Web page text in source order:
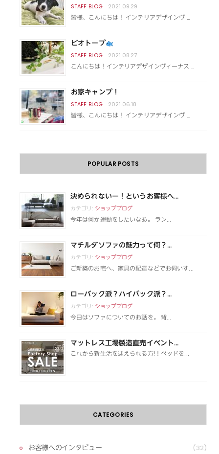
2021.09.29
皆様、こんにちは！ インテリアデザインヴ …
ビオトープ
2021.08.27
こんにちは！インテリアデザインヴィーナス …
お家キャンプ！
2021.06.18
皆様、こんにちは！ インテリアデザインヴ …
POPULAR POSTS
決められないー！というお客様へ...
カテゴリ: ショップブログ
今年は何か運動をしたいなあ。 ラン...
マチルダソファの魅力って何？...
カテゴリ: ショップブログ
ご新築のお宅へ、家具の配達などでお伺いす...
ローバック派？ハイバック派？...
カテゴリ: ショップブログ
今日はソファについてのお話を。 背...
マットレス工場製造直売イベント...
これから新生活を迎えられる方!！ベッドを...
CATEGORIES
お客様へのインタビュー (32)